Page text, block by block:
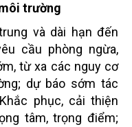
trường
và dài hạn đến
cầu phòng ngừa,
từ xa các nguy cơ
dự báo sớm tác
phục, cải thiện
tâm, trọng điểm;